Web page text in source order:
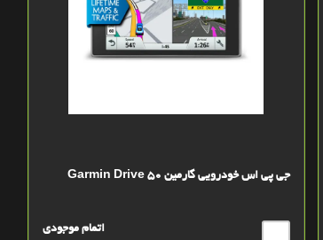
جی پی اس خودرویی گارمین Garmin Drive 50
اتمام موجودی